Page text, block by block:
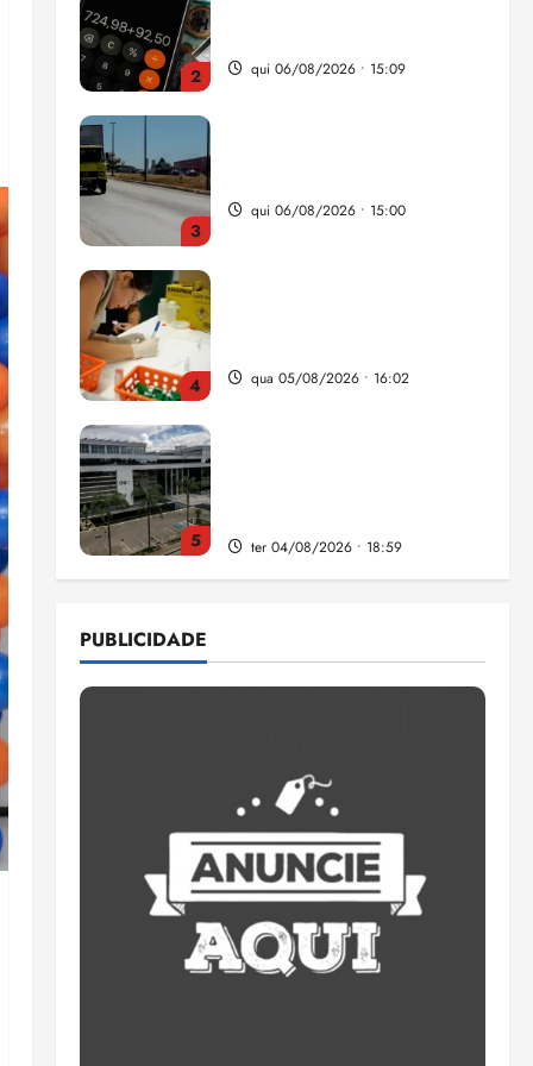
2 qui 06/08/2026 • 15:09
3
qui 06/08/2026 • 15:00
4 qua 05/08/2026 • 16:02
5 ter 04/08/2026 • 18:59
participação
qui 06/08/2026 • 15:18
2
da renda é comprometida
com dívidas
qui 06/08/2026 • 15:09
Entenda o que muda com a
nova Lei do Frete
qui 06/08/2026 • 15:00
PUBLICIDADE